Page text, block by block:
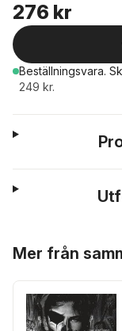
276 kr
Beställningsvara.
249 kr.
Mer från